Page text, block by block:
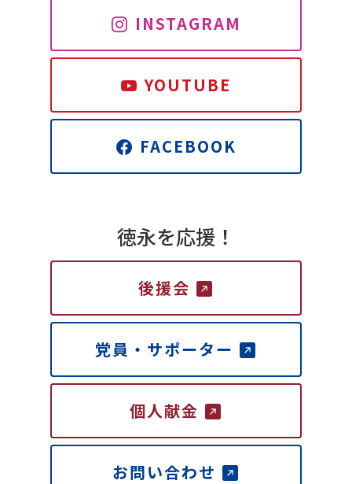
INSTAGRAM
YOUTUBE
FACEBOOK
徳永を応援！
後援会
党員・サポーター
個人献金
お問い合わせ